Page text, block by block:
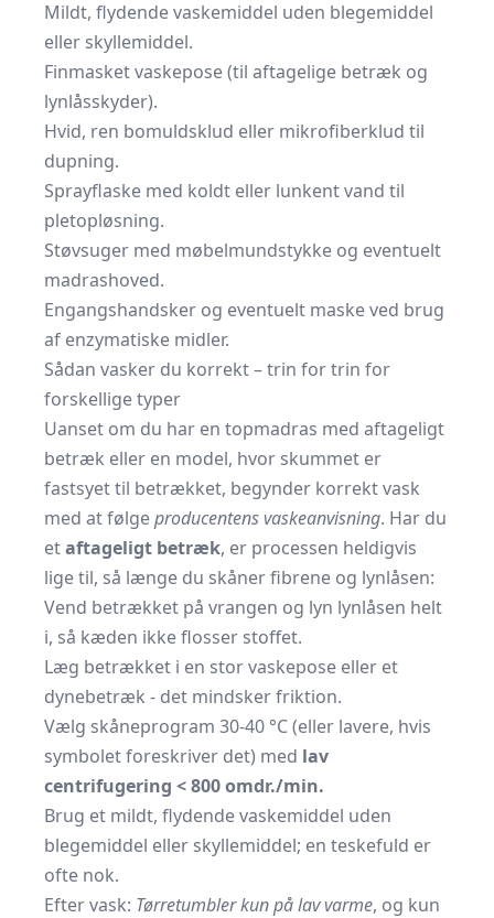
Mildt, flydende vaskemiddel uden blegemiddel
eller skyllemiddel.
Finmasket vaskepose (til aftagelige betræk og
lynlåsskyder).
Hvid, ren bomuldsklud eller mikrofiberklud til
dupning.
Sprayflaske med koldt eller lunkent vand til
pletopløsning.
Støvsuger med møbelmundstykke og eventuelt
madrashoved.
Engangshandsker og eventuelt maske ved brug
af enzymatiske midler.
Sådan vasker du korrekt – trin for trin for
forskellige typer
Uanset om du har en topmadras med aftageligt
betræk eller en model, hvor skummet er
fastsyet til betrækket, begynder korrekt vask
med at følgeproducentens vaskeanvisning. Har du
etaftageligt betræk, er processen heldigvis
lige til, så længe du skåner fibrene og lynlåsen:
Vend betrækket på vrangen og lyn lynlåsen helt
i, så kæden ikke flosser stoffet.
Læg betrækket i en stor vaskepose eller et
dynebetræk - det mindsker friktion.
Vælg skåneprogram 30-40 °C (eller lavere, hvis
symbolet foreskriver det) med lav
centrifugering < 800 omdr./min.
Brug et mildt, flydende vaskemiddel uden
blegemiddel eller skyllemiddel; en teskefuld er
ofte nok.
Efter vask: Tørretumbler kun på lav varme, og kun